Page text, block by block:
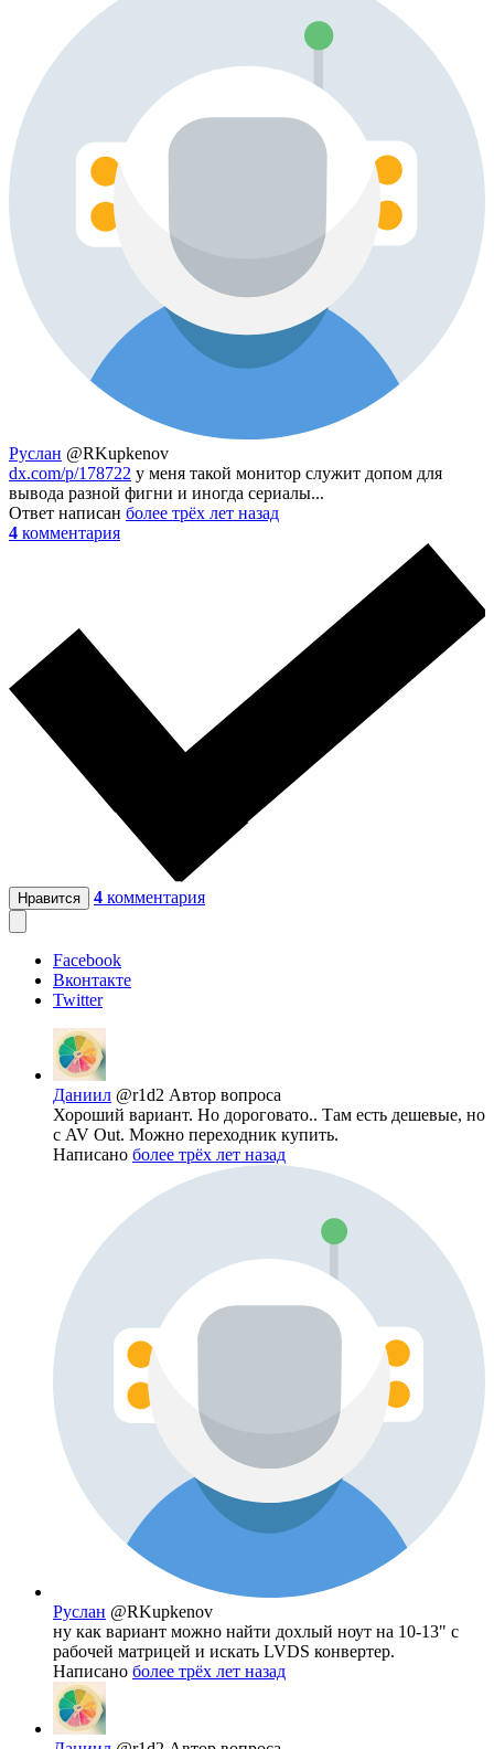
Руслан @RKupkenov
dx.com/p/178722 у меня такой монитор служит допом для
вывода разной фигни и иногда сериалы...
Ответ написан более трёх лет назад
4 комментария
Нравится 4 комментария
Facebook
Вконтакте
Twitter
Даниил @r1d2 Автор вопроса
Хороший вариант. Но дороговато.. Там есть дешевые, но
с AV Out. Можно переходник купить.
Написано более трёх лет назад
Руслан @RKupkenov
ну как вариант можно найти дохлый ноут на 10-13" с
рабочей матрицей и искать LVDS конвертер.
Написано более трёх лет назад